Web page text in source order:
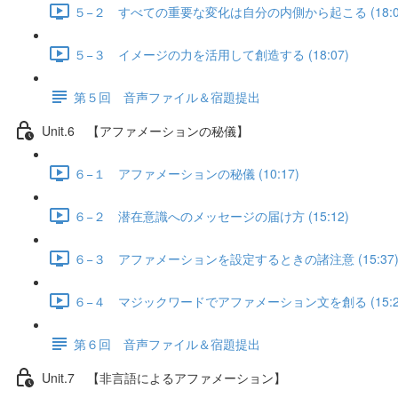
５−２ すべての重要な変化は自分の内側から起こる
５−３ イメージの力を活用して創造する (18:07)
第５回 音声ファイル＆宿題提出
Unit.6 【アファメーションの秘儀】
６−１ アファメーションの秘儀 (10:17)
６−２ 潜在意識へのメッセージの届け方 (15:12)
６−３ アファメーションを設定するときの諸注意 (15:37)
６−４ マジックワードでアファメーション文を創る
第６回 音声ファイル＆宿題提出
Unit.7 【非言語によるアファメーション】